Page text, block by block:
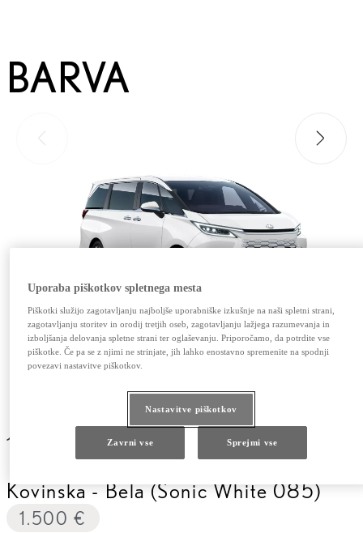
BARVA
1.500 €
Kovinska-Bela (Sonic White 085)
1.500 €
Uporaba piškotkov spletnega mesta
Piškotki služijo zagotavljanju najboljše uporabniške izkušnje na naši spletni strani,
zagotavljanju storitev in orodij tretjih oseb, zagotavljanju lažjega razumevanja in
izboljšanja delovanja spletne strani ter oglaševanju. Priporočamo, da potrdite vse
piškotke. Če pa se z njimi ne strinjate, jih lahko enostavno spremenite na spodnji
povezavi nastavitve piškotkov.
Nastavitve piškotkov
Zavrni vse Sprejmi vse